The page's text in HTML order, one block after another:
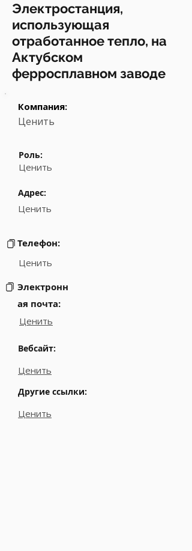
Электростанция,
использующая
отработанное тепло, на
Актубском
ферросплавном заводе
Компания:
Ценить
Роль:
Ценить
Адрес:
Ценить
Телефон:
Ценить
Электронн
ая почта:
Ценить
Вебсайт:
Ценить
Другие ссылки:
Ценить